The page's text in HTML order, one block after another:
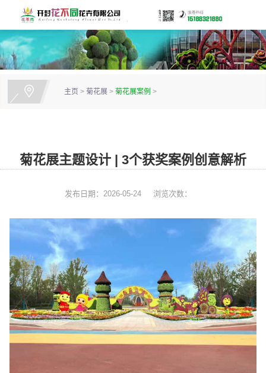
主页 > 菊花展 > 菊花展案例 >
菊花展主题设计 | 3个获奖案例创意解析
发布日期：2026-05-24 浏览次数：